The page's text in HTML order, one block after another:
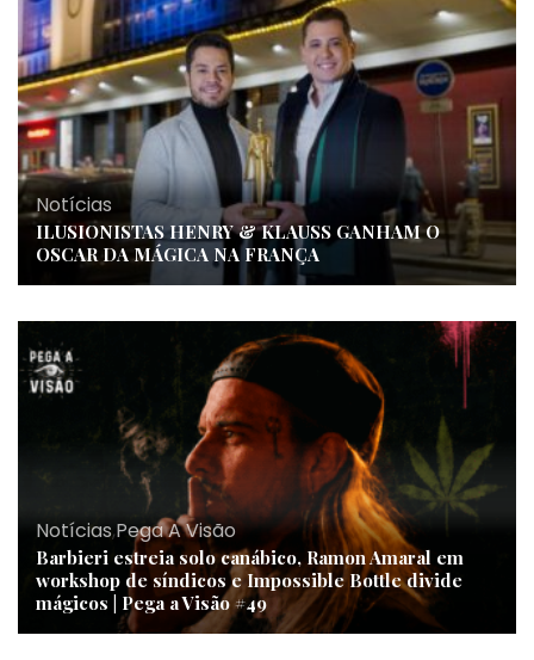
Notícias
ILUSIONISTAS HENRY & KLAUSS GANHAM O
OSCAR DA MÁGICA NA FRANÇA
Notícias,Pega A Visão
Barbieri estreia solo canábico, Ramon Amaral em
workshop de síndicos e Impossible Bottle divide
mágicos | Pega a Visão #49